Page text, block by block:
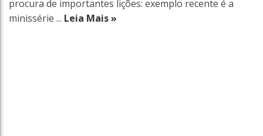
procura de importantes lições: exemplo recente é a
minissérie ... Leia Mais »